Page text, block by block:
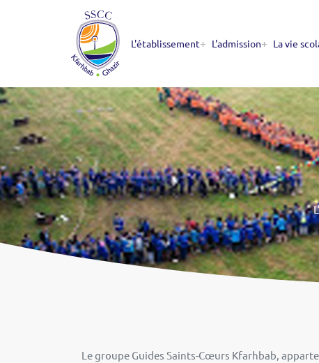
L'établissement+ L'admission+ La vie
Le groupe Guides Saints-Cœurs Kfarhbab,